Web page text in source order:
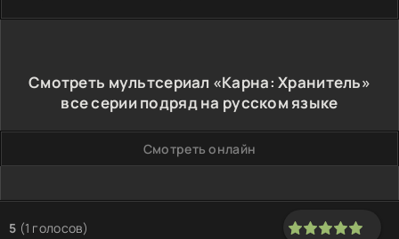
Смотреть мультсериал «Карна: Хранитель»
все серии подряд на русском языке
Смотреть онлайн
5 (1 голосов)